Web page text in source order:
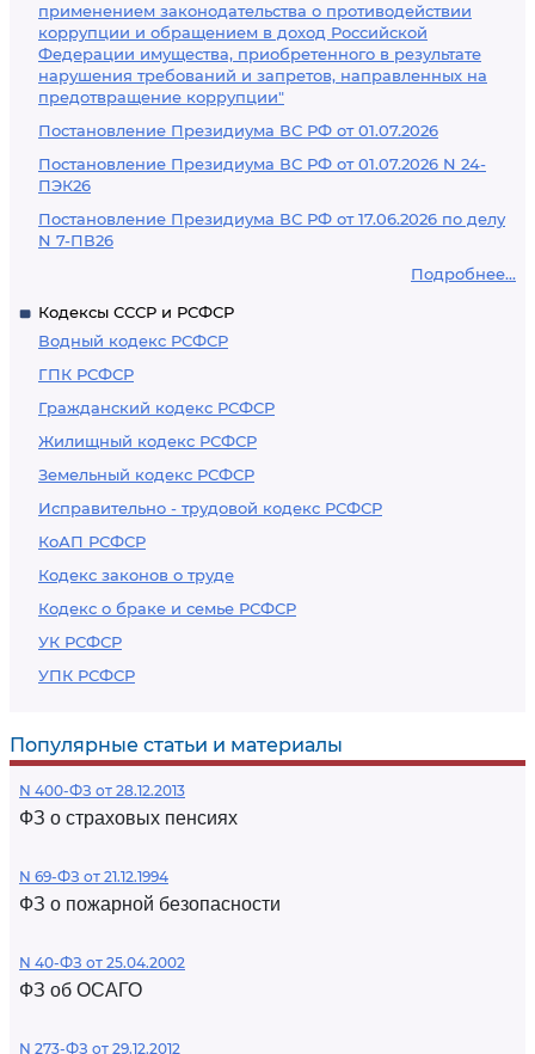
применением законодательства о противодействии
коррупции и обращением в доход Российской
Федерации имущества, приобретенного в результате
нарушения требований и запретов, направленных на
предотвращение коррупции"
Постановление Президиума ВС РФ от 01.07.2026
Постановление Президиума ВС РФ от 01.07.2026 N 24-
ПЭК26
Постановление Президиума ВС РФ от 17.06.2026 по делу
N 7-ПВ26
Подробнее...
Кодексы СССР и РСФСР
Водный кодекс РСФСР
ГПК РСФСР
Гражданский кодекс РСФСР
Жилищный кодекс РСФСР
Земельный кодекс РСФСР
Исправительно - трудовой кодекс РСФСР
КоАП РСФСР
Кодекс законов о труде
Кодекс о браке и семье РСФСР
УК РСФСР
УПК РСФСР
Популярные статьи и материалы
N 400-ФЗ от 28.12.2013
ФЗ о страховых пенсиях
N 69-ФЗ от 21.12.1994
ФЗ о пожарной безопасности
N 40-ФЗ от 25.04.2002
ФЗ об ОСАГО
N 273-ФЗ от 29.12.2012